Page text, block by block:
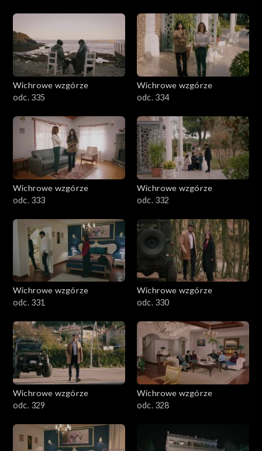
Wichrowe wzgórze
odc. 335
Wichrowe wzgórze
odc. 334
Wichrowe wzgórze
odc. 333
Wichrowe wzgórze
odc. 332
Wichrowe wzgórze
odc. 331
Wichrowe wzgórze
odc. 330
Wichrowe wzgórze
odc. 329
Wichrowe wzgórze
odc. 328